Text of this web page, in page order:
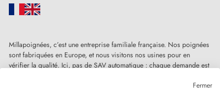
Millapoignées, c’est une entreprise familiale française. Nos poignées
sont fabriquées en Europe, et nous visitons nos usines pour en
vérifier la qualité. Ici, pas de SAV automatique : chaque demande est
Fermer